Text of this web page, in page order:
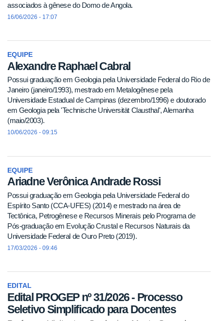
associados à gênese do Domo de Angola.
16/06/2026 - 17:07
EQUIPE
Alexandre Raphael Cabral
Possui graduação em Geologia pela Universidade Federal do Rio de
Janeiro (janeiro/1993), mestrado em Metalogênese pela
Universidade Estadual de Campinas (dezembro/1996) e doutorado
em Geologia pela 'Technische Universität Clausthal', Alemanha
(maio/2003).
10/06/2026 - 09:15
EQUIPE
Ariadne Verônica Andrade Rossi
Possui graduação em Geologia pela Universidade Federal do
Espírito Santo (CCA-UFES) (2014) e mestrado na área de
Tectônica, Petrogênese e Recursos Minerais pelo Programa de
Pós-graduação em Evolução Crustal e Recursos Naturais da
Universidade Federal de Ouro Preto (2019).
17/03/2026 - 09:46
EDITAL
Edital PROGEP nº 31/2026 - Processo
Seletivo Simplificado para Docentes